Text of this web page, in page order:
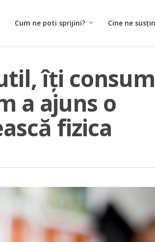
Cum ne poti sprijini? Cine ne
îți
a ajuns o
fizica